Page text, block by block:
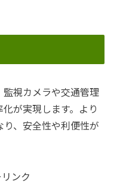
視カメラや交通管理
が実現します。より
、安全性や利便性が
ンク